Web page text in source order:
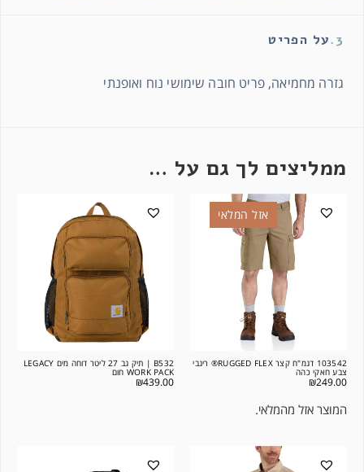
3. על הפריט
גזרה מחמיאה, פריט חובה שימושי נוח ואופנתי
ממליצים לך גם על …
אזל המלאי
103542 דגמ"ח קצר RUGGED FLEX® ריגבי
צבע חאקי כהה
₪249.00
המוצר אזל מהמלאי.
B532 | תיק גב 27 ליטר דוחה מים LEGACY
WORK PACK חום
₪439.00